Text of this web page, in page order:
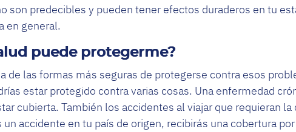
son predecibles y pueden tener efectos duraderos en tu
en general.
puede protegerme?
de las formas más seguras de protegerse contra esos
estar protegido contra varias cosas. Una enfermedad
cubierta. También los accidentes al viajar que requieran la
accidente en tu país de origen, recibirás una cobertura